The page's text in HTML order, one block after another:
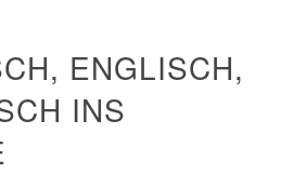
ENGLISCH,
INS